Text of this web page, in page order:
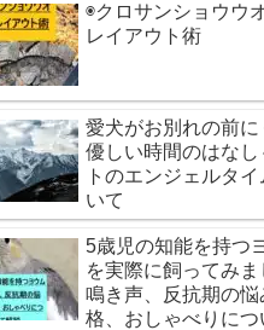
◉クロサンショウウ
レイアウト術
愛犬がお別れの前に
優しい時間のはなし
トのエンジェルタ
いて
5歳児の知能を持つ
を実際に飼ってみま
鳴き声、反抗期の悩
格、おしゃべりにつ